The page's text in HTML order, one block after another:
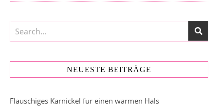
NEUESTE BEITRÄGE
Flauschiges Karnickel für einen warmen Hals